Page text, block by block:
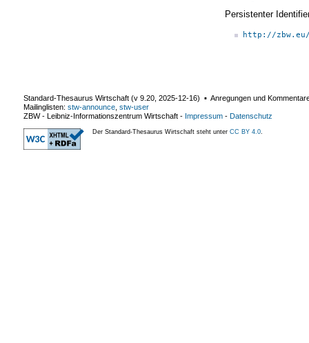
Persistenter
http://
Standard-Thesaurus Wirtschaft (v 9.20 2025-12-16) ▪ Anregungen und
Mailinglisten: stw-announce stw-user
ZBW - Leibniz-Informationszentrum Wirtschaft - Impressum - Datenschutz
Der Standard-Thesaurus Wirtschaft steht unter CC BY 4.0